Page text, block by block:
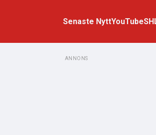
Senaste NyttYouTube
ANNONS